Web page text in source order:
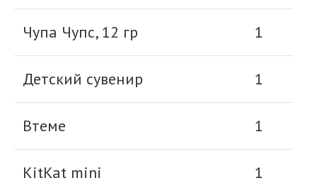
Чупа Чупс, 12 гр 1
Детский сувенир 1
Втеме 1
KitKat mini 1